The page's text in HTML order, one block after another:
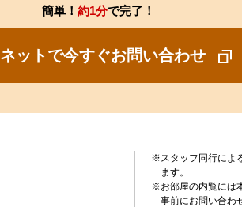
簡単！ 約1分で完了！
ネットで今すぐお問い合わせ
※スタッフ同行によ
ます。
※お部屋の内覧には
事前にお問い合わ